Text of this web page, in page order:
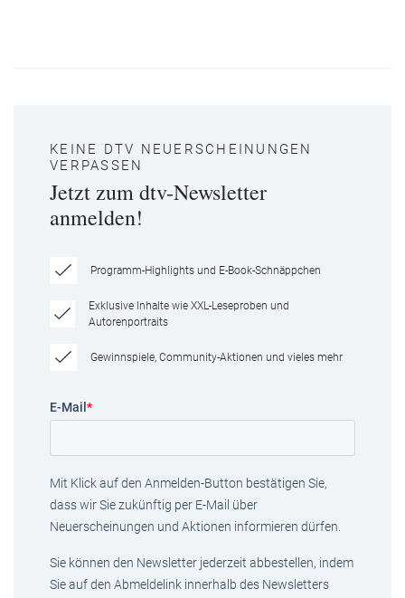
KEINE DTV NEUERSCHEINUNGEN
VERPASSEN
Jetzt zum dtv-Newsletter
anmelden!
Programm-Highlights und E-Book-Schnäppchen
Exklusive Inhalte wie XXL-Leseproben und
Autorenportraits
Gewinnspiele, Community-Aktionen und vieles mehr
E-Mail *
Mit Klick auf den Anmelden-Button bestätigen Sie,
dass wir Sie zukünftig per E-Mail über
Neuerscheinungen und Aktionen informieren dürfen.
Sie können den Newsletter jederzeit abbestellen, indem
Sie auf den Abmeldelink innerhalb des Newsletters